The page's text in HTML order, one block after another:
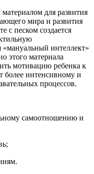
для развития
мира и развития
с песком создается
«мануальный интеллект»
этого материала
мотивацию ребенка к
более интенсивному и
процессов.
самоотношению и